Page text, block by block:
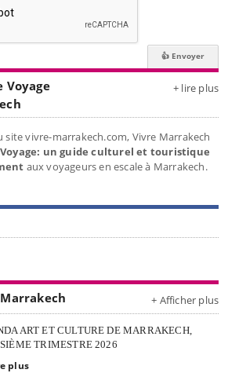
Voyage
+ lire plus
site vivre-marrakech.com, Vivre Marrakech
un guide culturel et touristique
aux voyageurs en escale à Marrakech.
+ Afficher plus
ART ET CULTURE DE MARRAKECH,
TRIMESTRE 2026
plus